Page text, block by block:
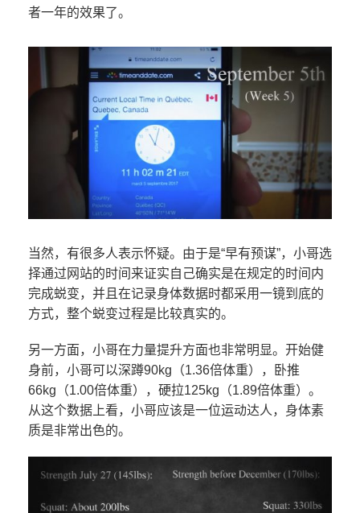
者一年的效果了。
当然，有很多人表示怀疑。由于是“早有预谋”，小哥选
择通过网站的时间来证实自己确实是在规定的时间内
完成蜕变，并且在记录身体数据时都采用一镜到底的
方式，整个蜕变过程是比较真实的。
另一方面，小哥在力量提升方面也非常明显。开始健
身前，小哥可以深蹲90kg（1.36倍体重），卧推
66kg（1.00倍体重），硬拉125kg（1.89倍体重）。
从这个数据上看，小哥应该是一位运动达人，身体素
质是非常出色的。